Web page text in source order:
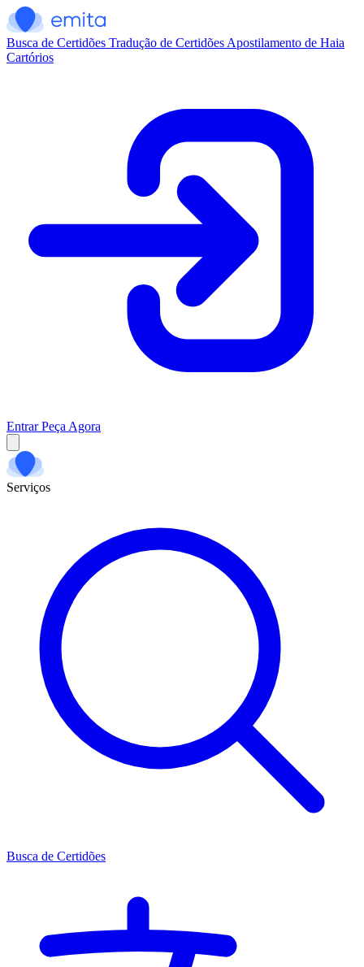
Busca de Certidões Tradução de Certidões Apostilamento de Haia
Cartórios
Entrar Peça Agora
Serviços
Busca de Certidões